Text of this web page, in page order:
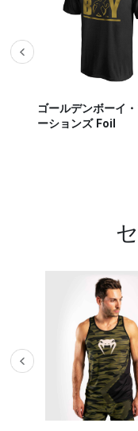
ゴールデンボーイ
ーションズ Foil